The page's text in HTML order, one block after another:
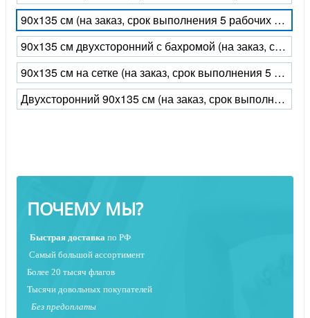
90x135 см (на заказ, срок выполнения 5 рабочих дней)
90х135 см двухсторонний с бахромой (на заказ, срок выполнения 5 рабочих дней)
90х135 см на сетке (на заказ, срок выполнения 5 рабочих дней)
Двухсторонний 90x135 см (на заказ, срок выполнения 5 рабочих дней)
ПОЧЕМУ МЫ?
Быстрая доставка по РФ
Самый большой ассортимент
Более 20 тысяч флагов
Тысячи довольных покупателей
Без предоплаты